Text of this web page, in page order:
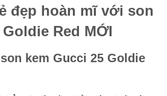
đẹp hoàn mĩ với son
Red MỚI
kem Gucci 25 Goldie